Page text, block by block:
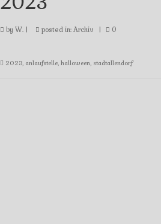
by W.| posted in: Archiv 0
2023, anlaufstelle, halloween, stadtallendorf